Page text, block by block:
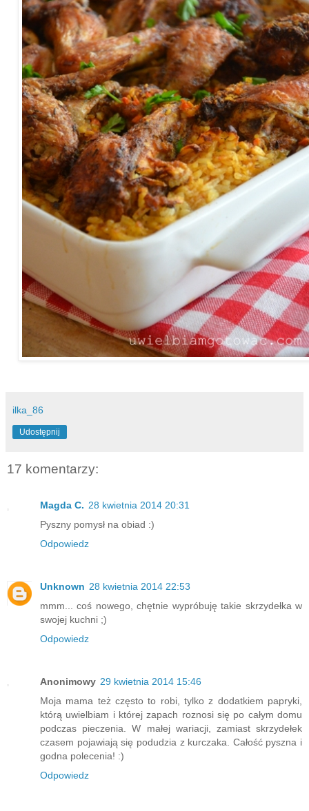
ilka_86
Udostępnij
17 komentarzy:
Magda C. 28 kwietnia 2014 20:31
Pyszny pomysł na obiad :)
Odpowiedz
Unknown 28 kwietnia 2014 22:53
mmm... coś nowego, chętnie wypróbuję takie skrzydełka w
swojej kuchni ;)
Odpowiedz
Anonimowy 29 kwietnia 2014 15:46
Moja mama też często to robi, tylko z dodatkiem papryki,
którą uwielbiam i której zapach roznosi się po całym domu
podczas pieczenia. W małej wariacji, zamiast skrzydełek
czasem pojawiają się podudzia z kurczaka. Całość pyszna i
godna polecenia! :)
Odpowiedz